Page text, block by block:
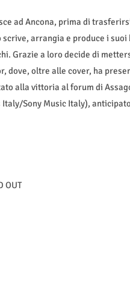
ad Ancona, prima di
arrangia e produce i suoi
Grazie a loro decide di
dove, oltre alle cover, ha
alla vittoria al forum di
Italy/Sony Music Italy),
OUT